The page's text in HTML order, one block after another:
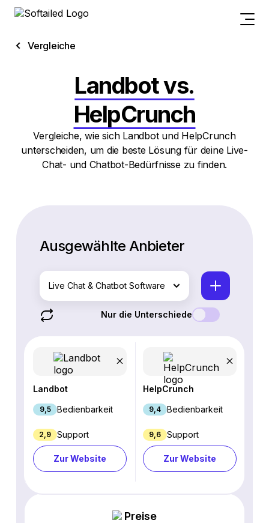
Vergleiche
Landbot vs.
HelpCrunch
Vergleiche, wie sich Landbot und HelpCrunch
unterscheiden, um die beste Lösung für deine Live-
Chat- und Chatbot-Bedürfnisse zu finden.
Ausgewählte Anbieter
Live Chat & Chatbot Software
Nur die Unterschiede
Landbot
9,5 Bedienbarkeit
2,9 Support
Zur Website
HelpCrunch
9,4 Bedienbarkeit
9,6 Support
Zur Website
Preise